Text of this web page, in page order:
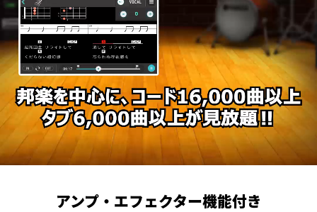
アンプ・エフェクター機能付き